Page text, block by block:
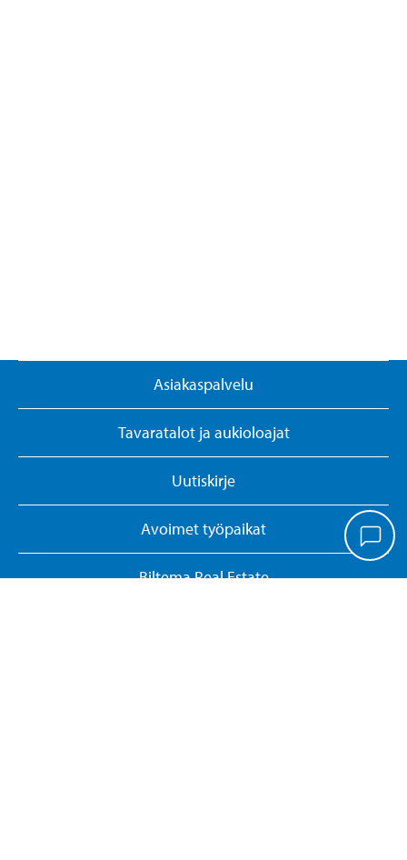
Asiakaspalvelu
Tavaratalot ja aukioloajat
Uutiskirje
Avoimet työpaikat
Biltema Real Estate